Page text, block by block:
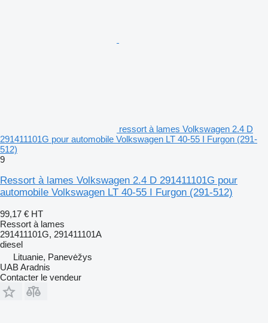
ressort à lames Volkswagen 2.4 D
291411101G pour automobile Volkswagen LT 40-55 I Furgon (291-
512)
9
Ressort à lames Volkswagen 2.4 D 291411101G pour
automobile Volkswagen LT 40-55 I Furgon (291-512)
99,17 € HT
Ressort à lames
291411101G, 291411101A
diesel
Lituanie, Panevėžys
UAB Aradnis
Contacter le vendeur